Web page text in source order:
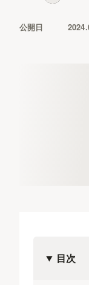
公開日
目次